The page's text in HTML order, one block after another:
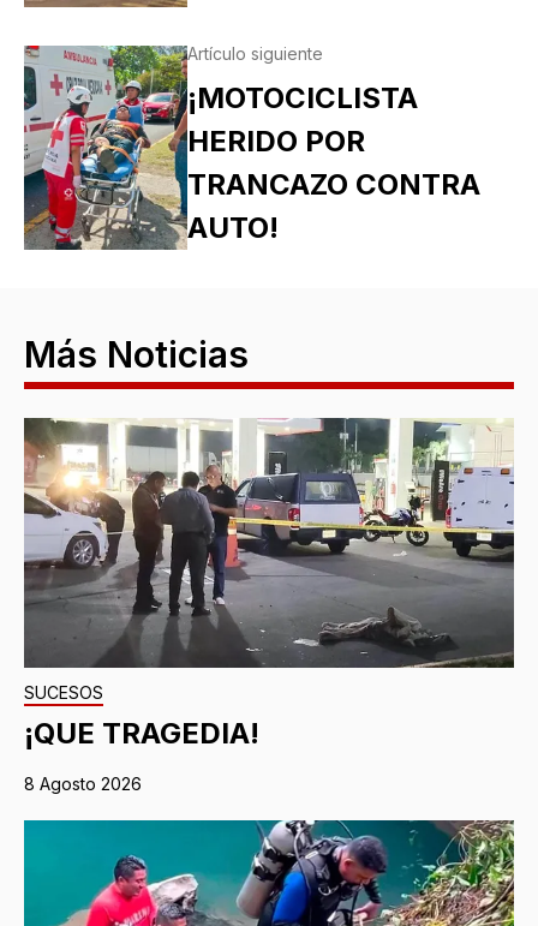
Artículo siguiente
¡MOTOCICLISTA
HERIDO POR
TRANCAZO CONTRA
AUTO!
Más Noticias
SUCESOS
¡QUE TRAGEDIA!
8 Agosto 2026